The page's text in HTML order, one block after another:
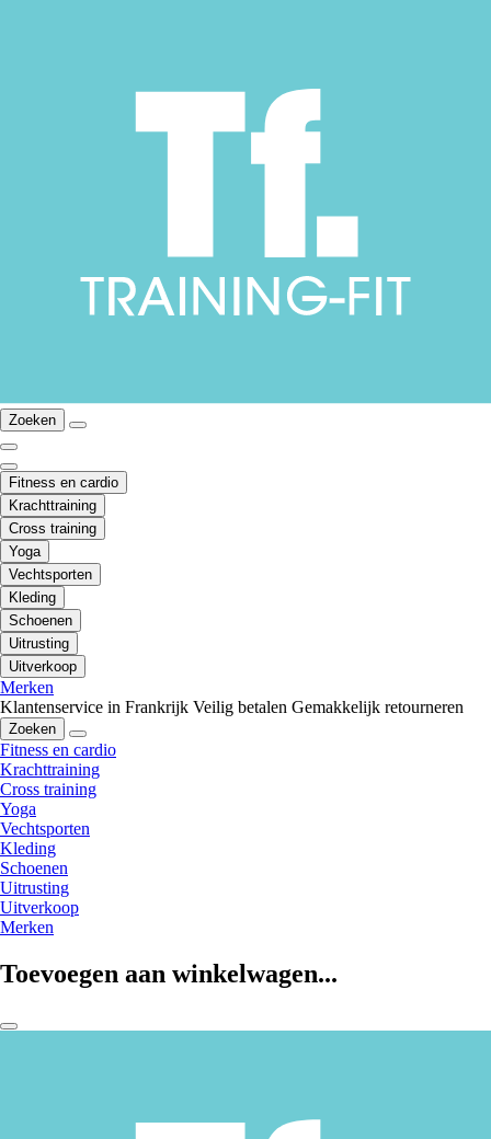
Zoeken
Fitness en cardio
Krachttraining
Cross training
Yoga
Vechtsporten
Kleding
Schoenen
Uitrusting
Uitverkoop
Merken
Klantenservice in Frankrijk Veilig betalen Gemakkelijk retourneren
Zoeken
Fitness en cardio
Krachttraining
Cross training
Yoga
Vechtsporten
Kleding
Schoenen
Uitrusting
Uitverkoop
Merken
Toevoegen aan winkelwagen...